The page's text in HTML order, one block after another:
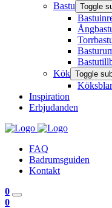
Bastu Toggle
Kök Toggle
Inspiration
Erbjudanden
FAQ
Badrumsguiden
Kontakt
0
0